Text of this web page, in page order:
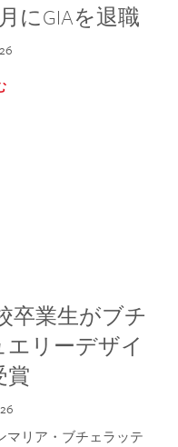
にGIAを退職
卒業生がブチ
リーデザイ
賞
マリア・ブチェラッテ